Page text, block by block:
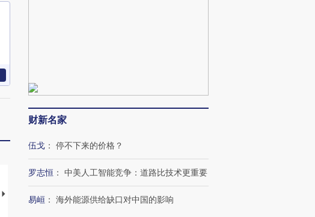
视线｜“入侵”还是“人道危
机”？难民潮撕裂西班牙
湖北宜昌局部短时降雨
128毫米 紧急转移近
财新名家
伍戈 ： 停不下来的价格？
罗志恒 ： 中美人工智能竞争：道路比技术更重要
易峘 ： 海外能源供给缺口对中国的影响